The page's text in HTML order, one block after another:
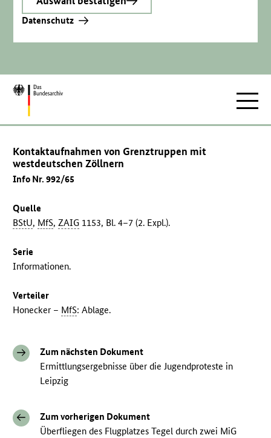
Datenschutz
Zur
Kontaktaufnahmen von Grenztruppen mit
westdeutschen Zöllnern
Info Nr. 992/65
Quelle
BStU, MfS,ZAIG 1153, Bl. 4–7 (2. Expl.).
Serie
Informationen.
Verteiler
Honecker – MfS: Ablage.
Zum nächsten Dokument
Ermittlungsergebnisse über die Jugendproteste in
Leipzig
Zum vorherigen Dokument
Überfliegen des Flugplatzes Tegel durch zwei MiG